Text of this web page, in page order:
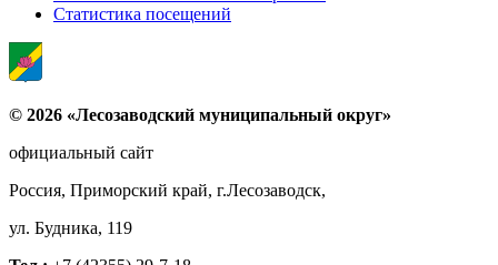
Статистика посещений
© 2026 «Лесозаводский муниципальный округ»
официальный сайт
Россия, Приморский край, г.Лесозаводск,
ул. Будника, 119